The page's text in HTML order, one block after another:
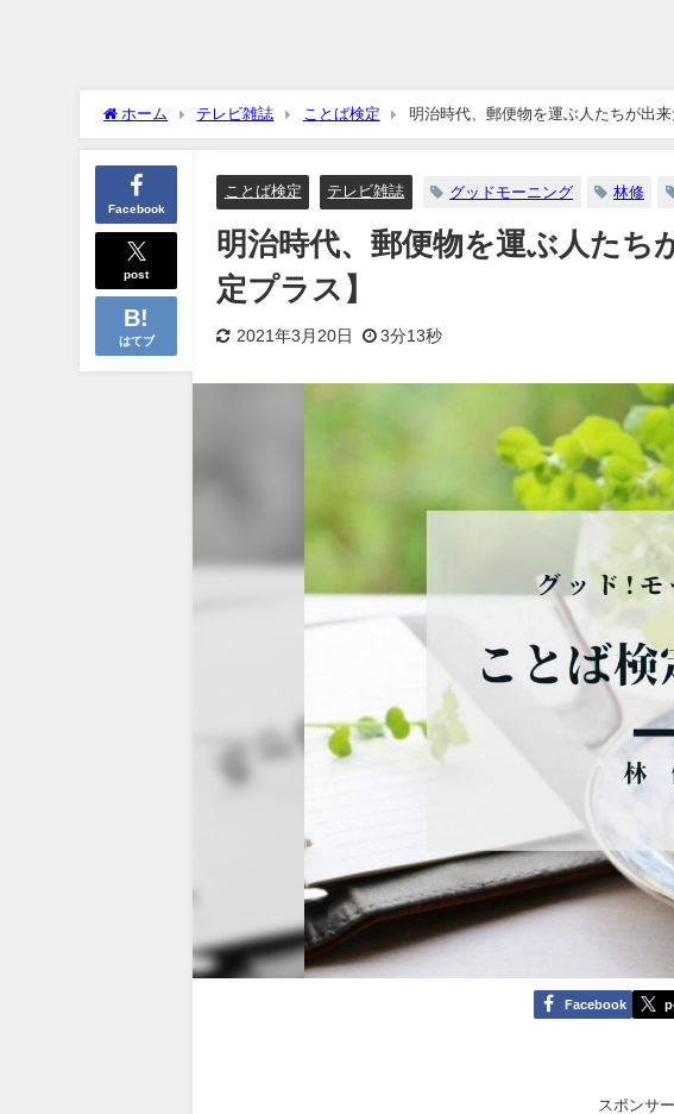
ホーム テレビ雑誌 ことば検定 明治時代、郵便物を運ぶ人たちが出
Facebook
post
はてブ
ことば検定 テレビ雑誌 グッドモーニング 林修
明治時代、郵便物を運ぶ人た
定プラス】
2021年3月20日 3分13秒
Facebook
スポンサ